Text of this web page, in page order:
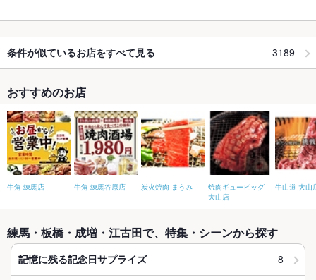
条件が似ているお店をすべて見る 3189
おすすめのお店
牛角 練馬店 牛角 練馬谷原店 炭火焼肉 まうみ
焼肉ギュービッグ
大山店
牛山道 大山
練馬・板橋・成増・江古田で、特集・シーンから探す
記憶に残る記念日サプライズ 8